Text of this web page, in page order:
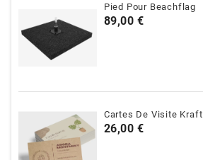
Pied Pour Beachflag
89,00 €Prix
Cartes De Visite Kraft
26,00 €Prix